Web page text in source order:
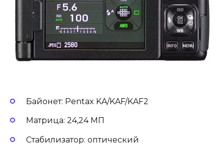
Байонет: Pentax KA/KAF/KAF2
Матрица: 24,24 МП
Стабилизатор: оптический